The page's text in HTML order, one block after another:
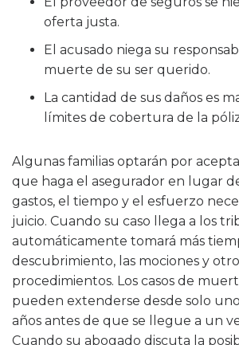
oferta justa.
El acusado niega su
muerte de su ser querido.
La cantidad de sus daños es
límites de cobertura de la
Algunas familias optarán por
que haga el asegurador en lugar
gastos, el tiempo y el esfuerzo
juicio. Cuando su caso llega a los
automáticamente tomará más
descubrimiento, las mociones y
procedimientos. Los casos de
pueden extenderse desde solo
años antes de que se llegue a un
Cuando su abogado discuta la